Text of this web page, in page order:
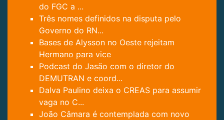
do FGC a ...
Três nomes definidos na disputa pelo
Governo do RN...
Bases de Alysson no Oeste rejeitam
Hermano para vice
Podcast do Jasão com o diretor do
DEMUTRAN e coord...
Dalva Paulino deixa o CREAS para assumir
vaga no C...
João Câmara é contemplada com novo